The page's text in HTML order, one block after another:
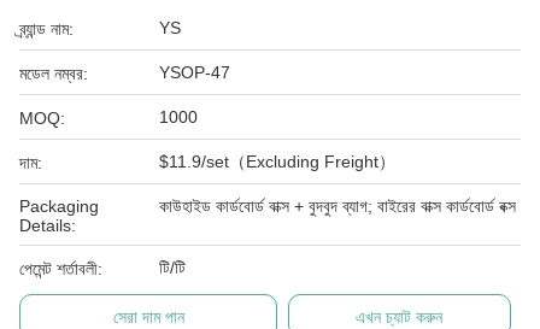
ব্র্যান্ড নাম: YS
মডেল নম্বর: YSOP-47
MOQ: 1000
দাম: $11.9/set（Excluding Freight）
Packaging
Details:
কাউহাইড কার্ডবোর্ড বাক্স + বুদবুদ ব্যাগ; বাইরের বাক্স কার্ডবোর্ড বক্স
পেমেন্ট শর্তাবলী: টি/টি
সেরা দাম পান এখন চ্যাট করুন